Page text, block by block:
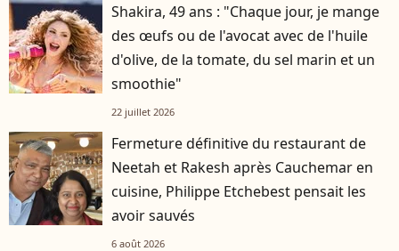
Shakira, 49 ans : "Chaque jour, je mange
des œufs ou de l'avocat avec de l'huile
d'olive, de la tomate, du sel marin et un
smoothie"
22 juillet 2026
Fermeture définitive du restaurant de
Neetah et Rakesh après Cauchemar en
cuisine, Philippe Etchebest pensait les
avoir sauvés
6 août 2026